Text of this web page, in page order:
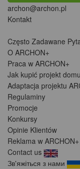
archon@archon.pl
Kontakt
Często Zadawane
O ARCHON+
Praca w ARCHON+
Jak kupić projekt
Adaptacja projektu
Regulaminy
Promocje
Konkursy
Opinie Klientów
Reklama w ARCHON+
Contact us
Зв'яжіться з нами